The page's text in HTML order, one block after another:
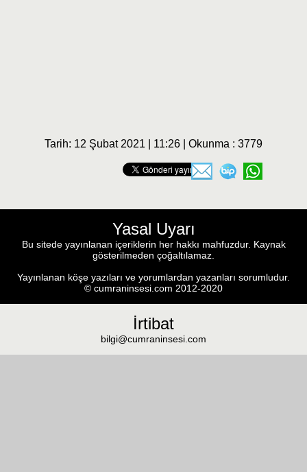
Tarih: 12 Şubat 2021 | 11:26 | Okunma : 3779
Yasal Uyarı
Bu sitede yayınlanan içeriklerin her hakkı mahfuzdur. Kaynak
gösterilmeden çoğaltılamaz.
Yayınlanan köşe yazıları ve yorumlardan yazanları sorumludur.
© cumraninsesi.com 2012-2020
İrtibat
bilgi@cumraninsesi.com